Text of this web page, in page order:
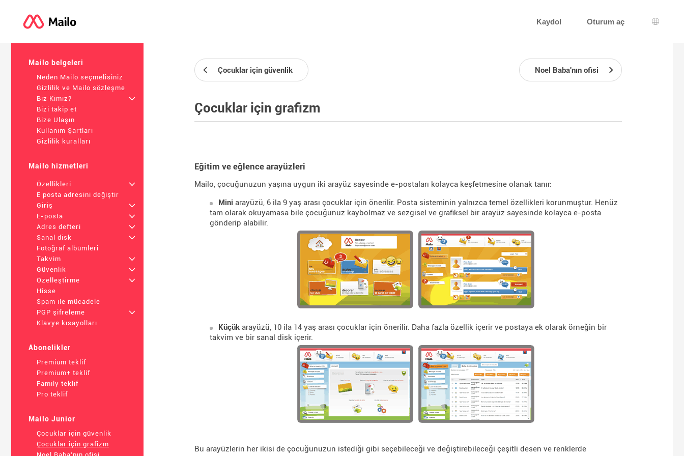
Kaydol Oturum aç
Dil
Mailo belgeleri
Neden Mailo seçmelisiniz
Gizlilik ve Mailo sözleşme
Biz Kimiz?
+
Bizi takip et
Bize Ulaşın
Kullanım Şartları
Gizlilik kuralları
Mailo hizmetleri
Özellikleri
+
E posta adresini değiştir
Giriş
+
E-posta
+
Adres defteri
+
Sanal disk
+
Fotoğraf albümleri
Takvim
+
Güvenlik
+
Özelleştirme
+
Hisse
Spam ile mücadele
PGP şifreleme
+
Klavye kısayolları
Abonelikler
Premium teklif
Premium+ teklif
Family teklif
Pro teklif
Mailo Junior
Çocuklar için güvenlik
Çocuklar için grafizm
Çocuklar için güvenlik Noel Baba'nın ofisi
Çocuklar için grafizm
Eğitim ve eğlence arayüzleri
Mailo, çocuğunuzun yaşına uygun iki arayüz sayesinde e-postaları kolayca keşfetmesine olanak tanır:
Mini arayüzü, 6 ila 9 yaş arası çocuklar için önerilir. Posta sisteminin yalnızca temel özellikleri korunmuştur. Henüz
tam olarak okuyamasa bile çocuğunuz kaybolmaz ve sezgisel ve grafiksel bir arayüz sayesinde kolayca e-posta
gönderip alabilir.
Küçük arayüzü, 10 ila 14 yaş arası çocuklar için önerilir. Daha fazla özellik içerir ve postaya ek olarak örneğin bir
takvim ve bir sanal disk içerir.
Bu arayüzlerin her ikisi de çocuğunuzun istediği gibi seçebileceği ve değiştirebileceği çeşitli desen ve renklerde